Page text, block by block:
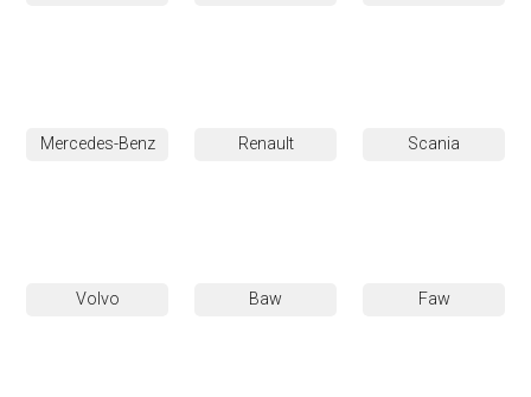
Mercedes-Benz Renault Scania
Volvo Baw Faw